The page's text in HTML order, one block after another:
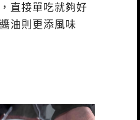
直接單吃就夠好
油則更添風味